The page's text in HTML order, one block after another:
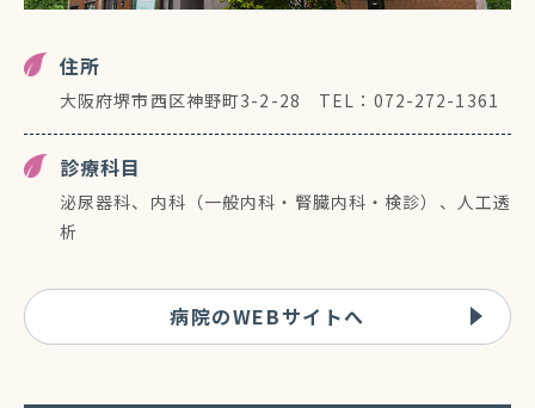
住所
大阪府堺市西区神野町3-2-28 TEL：072-272-1361
診療科目
泌尿器科、内科（一般内科・腎臓内科・検診）、人工透
析
病院のWEBサイトへ